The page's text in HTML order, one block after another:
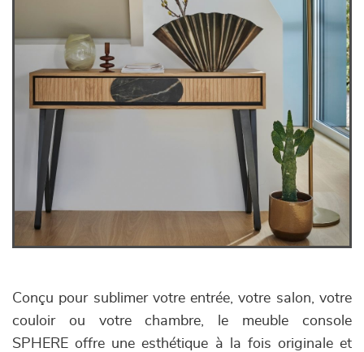
Conçu pour sublimer votre entrée, votre salon, votre
couloir ou votre chambre, le meuble console
SPHERE offre une esthétique à la fois originale et